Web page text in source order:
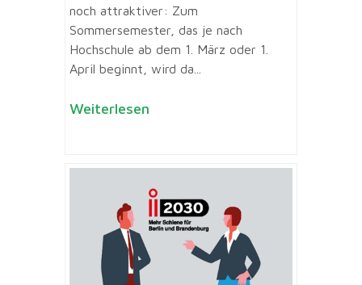
noch attraktiver: Zum
Sommersemester, das je nach
Hochschule ab dem 1. März oder 1.
April beginnt, wird da...
Weiterlesen